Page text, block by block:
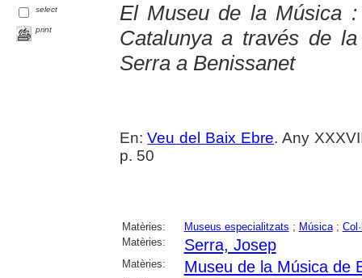
select
print
El Museu de la Música
Catalunya a través de
Serra a Benissanet
En:Veu del Baix Ebre. Any
p. 50
Matèries: Museus especialitzats ; Música;
Matèries:
Serra, Josep
Matèries: Museu de la Música de